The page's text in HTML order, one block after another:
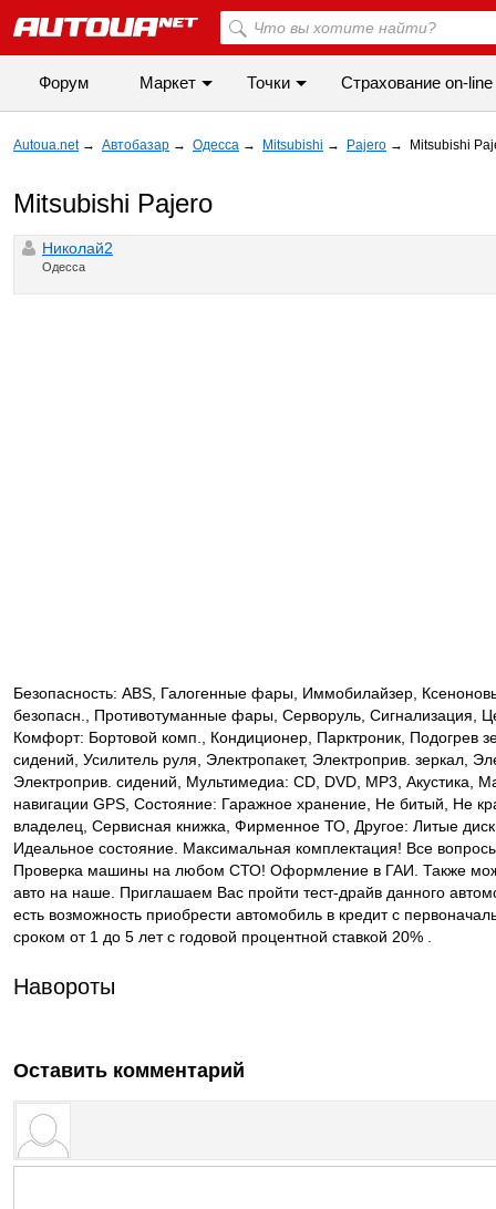
Форум Маркет Точки Cтрахование on-line
Autoua.net → Автобазар → Одесса → Mitsubishi → Pajero → Mitsubishi
Mitsubishi Pajero
Николай2
Одесса
Безопасность: ABS, Галогенные фары, Иммобилайзер,
безопасн., Противотуманные фары, Серворуль, Сигнализация,
Комфорт: Бортовой комп., Кондиционер, Парктроник, Подогрев
сидений, Усилитель руля, Электропакет, Электроприв. зеркал,
Электроприв. сидений, Мультимедиа: CD, DVD, MP3, Акустика,
навигации GPS, Состояние: Гаражное хранение, Не битый, Не
владелец, Сервисная книжка, Фирменное ТО, Другое: Литые
Идеальное состояние. Максимальная комплектация! Все
Проверка машины на любом СТО! Оформление в ГАИ. Также
авто на наше. Приглашаем Вас пройти тест-драйв данного
есть возможность приобрести автомобиль в кредит с
сроком от 1 до 5 лет с годовой процентной ставкой 20% .
Навороты
Оставить комментарий